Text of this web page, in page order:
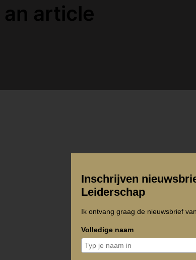
article
Inschrijven
Leiderschap
Ik ontvang graag de nieuwsbrief
Volledige naam